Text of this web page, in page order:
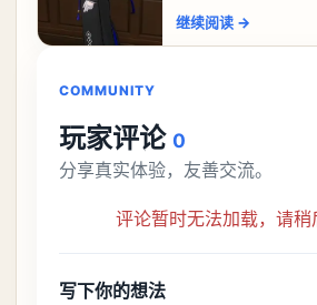
机关枪攻略。异环咖
继续阅读 →
COMMUNITY
玩家评论 0
分享真实体验，友善交流。
评论暂时无法加载，请稍
写下你的想法